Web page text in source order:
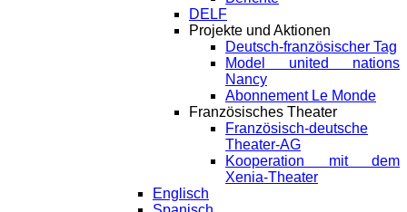
DELF
Projekte und Aktionen
Deutsch-französischer Tag
Model united nations
Nancy
Abonnement Le Monde
Französisches Theater
Französisch-deutsche
Theater-AG
Kooperation mit dem
Xenia-Theater
Englisch